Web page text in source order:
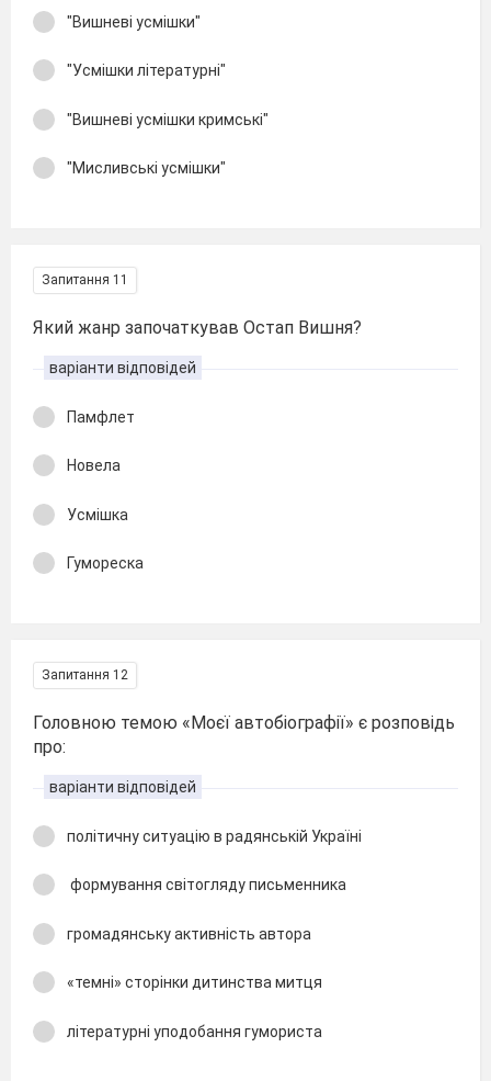
"Вишневі усмішки"
"Усмішки літературні"
"Вишневі усмішки кримські"
"Мисливські усмішки"
Запитання 11
Який жанр започаткував Остап Вишня?
варіанти відповідей
Памфлет
Новела
Усмішка
Гумореска
Запитання 12
Головною темою «Моєї автобіографії» є розповідь
про:
варіанти відповідей
політичну ситуацію в радянській Україні
формування світогляду письменника
громадянську активність автора
«темні» сторінки дитинства митця
літературні уподобання гумориста